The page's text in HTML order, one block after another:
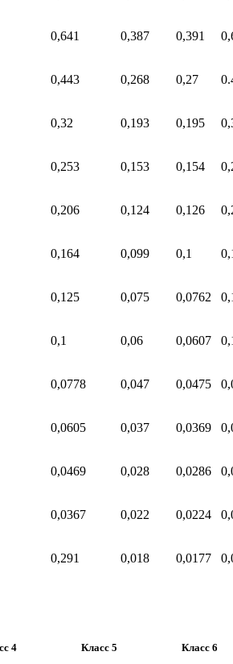
0,641 0,387 0,391
0,443 0,268 0,27
0,32 0,193 0,195
0,253 0,153 0,154
0,206 0,124 0,126
0,164 0,099 0,1
0,125 0,075 0,0762
0,1 0,06 0,0607
0,0778 0,047 0,0475
0,0605 0,037 0,0369
0,0469 0,028 0,0286
0,0367 0,022 0,0224
0,291 0,018 0,0177
4 Класс 5 Класс 6